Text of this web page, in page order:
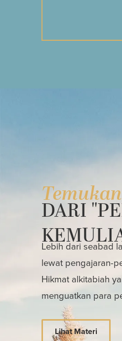
DARI
Lebih dari seabad
lewat pengajaran-
Hikmat alkitabiah
menguatkan para
Lihat Materi